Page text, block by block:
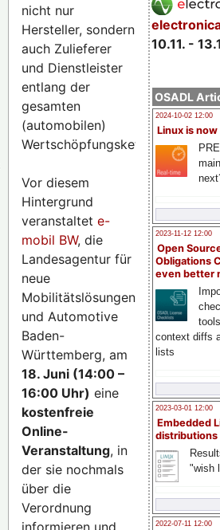
10.11. -
OSADL
2024-10-02 12:00
Linux is now
2023-11-12 12:00
Open
Obligations
even better
context diffs
lists
2023-03-01 12:00
Embedded
distributions
"wish
2022-07-11 12:00
nicht nur
Hersteller, sondern
auch Zulieferer
und Dienstleister
entlang der
gesamten
(automobilen)
Wertschöpfungskette.
Vor diesem
Hintergrund
veranstaltet e-
mobil BW, die
Landesagentur für
neue
Mobilitätslösungen
und Automotive
Baden-
Württemberg, am
18. Juni (14:00 –
16:00 Uhr) eine
kostenfreie
Online-
Veranstaltung, in
der sie nochmals
über die
Verordnung
informieren und